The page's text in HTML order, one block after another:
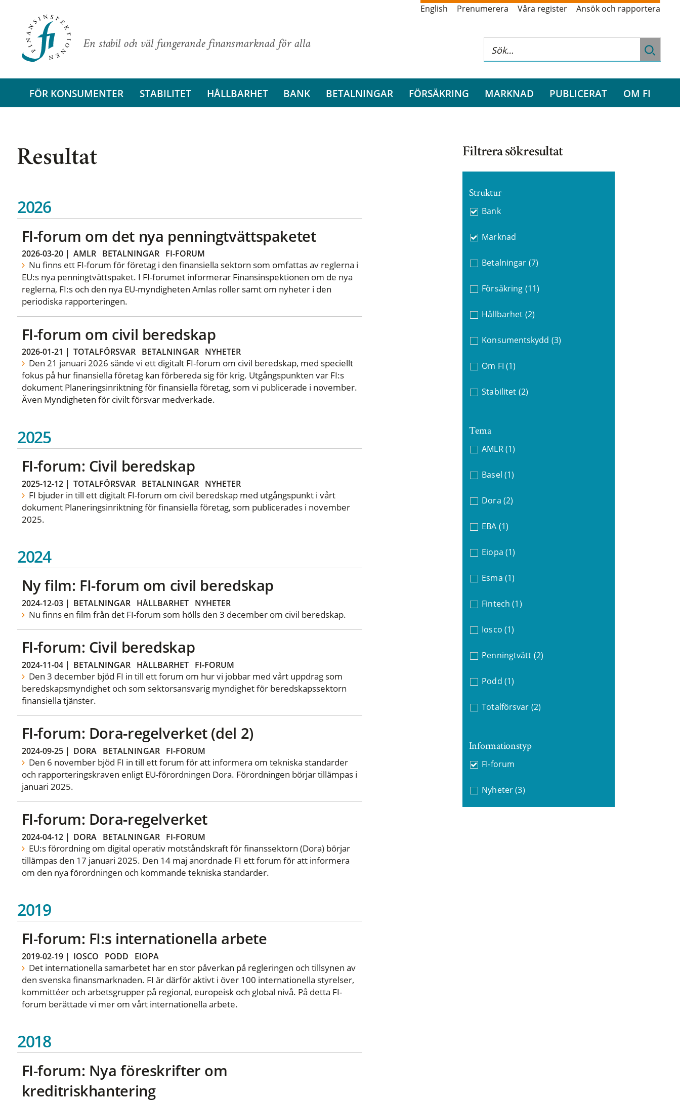
En stabil och väl fungerande finansmarknad för alla
English Prenumerera Våra register Ansök och rapportera
FÖR KONSUMENTER STABILITET HÅLLBARHET BANK BETALNINGAR FÖRSÄKRING MARKNAD PUBLICERAT OM FI
Resultat
2026
FI-forum om det nya penningtvättspaketet
2026-03-20| AMLR BETALNINGAR FI-FORUM
Nu finns ett FI-forum för företag i den finansiella sektorn som omfattas av reglerna i
EU:s nya penningtvättspaket. I FI-forumet informerar Finansinspektionen om de nya
reglerna, FI:s och den nya EU-myndigheten Amlas roller samt om nyheter i den
periodiska rapporteringen.
FI-forum om civil beredskap
2026-01-21 | TOTALFÖRSVAR BETALNINGAR NYHETER
Den 21 januari 2026 sände vi ett digitalt FI-forum om civil beredskap, med speciellt
fokus på hur finansiella företag kan förbereda sig för krig. Utgångspunkten var FI:s
dokument Planeringsinriktning för finansiella företag, som vi publicerade i november.
Även Myndigheten för civilt försvar medverkade.
2025
FI-forum: Civil beredskap
2025-12-12| TOTALFÖRSVAR BETALNINGAR NYHETER
FI bjuder in till ett digitalt FI-forum om civil beredskap med utgångspunkt i vårt
dokument Planeringsinriktning för finansiella företag, som publicerades i november
2025.
2024
Ny film: FI-forum om civil beredskap
2024-12-03| BETALNINGAR HÅLLBARHET NYHETER
Nu finns en film från det FI-forum som hölls den 3 december om civil beredskap.
FI-forum: Civil beredskap
2024-11-04| BETALNINGAR HÅLLBARHET FI-FORUM
Den 3 december bjöd FI in till ett forum om hur vi jobbar med vårt uppdrag som
beredskapsmyndighet och som sektorsansvarig myndighet för beredskapssektorn
finansiella tjänster.
FI-forum: Dora-regelverket (del 2)
2024-09-25| DORA BETALNINGAR FI-FORUM
Den 6 november bjöd FI in till ett forum för att informera om tekniska standarder
och rapporteringskraven enligt EU-förordningen Dora. Förordningen börjar tillämpas i
januari 2025.
FI-forum: Dora-regelverket
2024-04-12| DORA BETALNINGAR FI-FORUM
EU:s förordning om digital operativ motståndskraft för finanssektorn (Dora) börjar
tillämpas den 17 januari 2025. Den 14 maj anordnade FI ett forum för att informera
om den nya förordningen och kommande tekniska standarder.
2019
FI-forum: FI:s internationella arbete
2019-02-19| IOSCO PODD EIOPA
Det internationella samarbetet har en stor påverkan på regleringen och tillsynen av
den svenska finansmarknaden. FI är därför aktivt i över 100 internationella styrelser,
kommittéer och arbetsgrupper på regional, europeisk och global nivå. På detta FI-
forum berättade vi mer om vårt internationella arbete.
2018
FI-forum: Nya föreskrifter om
kreditriskhantering
Filtrera sökresultat
Struktur
Bank
Marknad
Betalningar (7)
Försäkring (11)
Hållbarhet (2)
Konsumentskydd (3)
Om FI (1)
Stabilitet (2)
Tema
AMLR (1)
Basel (1)
Dora (2)
EBA (1)
Eiopa (1)
Esma (1)
Fintech (1)
Iosco (1)
Penningtvätt (2)
Podd (1)
Totalförsvar (2)
Informationstyp
FI-forum
Nyheter (3)